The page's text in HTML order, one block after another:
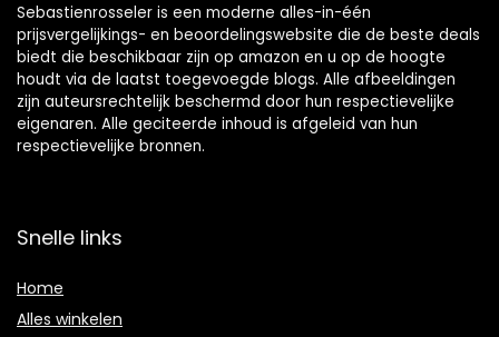
Sebastienrosseler is een moderne alles-in-één
prijsvergelijkings- en beoordelingswebsite die de beste deals
biedt die beschikbaar zijn op amazon en u op de hoogte
houdt via de laatst toegevoegde blogs. Alle afbeeldingen
zijn auteursrechtelijk beschermd door hun respectievelijke
eigenaren. Alle geciteerde inhoud is afgeleid van hun
respectievelijke bronnen.
Snelle links
Home
Alles winkelen